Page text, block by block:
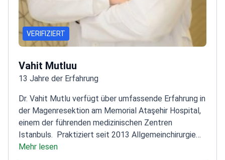
VERIFIZIERT
Vahit Mutluu
13 Jahre der Erfahrung
Dr. Vahit Mutlu verfügt über umfassende Erfahrung in
der Magenresektion am Memorial Ataşehir Hospital,
einem der führenden medizinischen Zentren
Istanbuls. Praktiziert seit 2013 Allgemeinchirurgie
mit Schwerpunkt auf abdominalen
Mehr lesen